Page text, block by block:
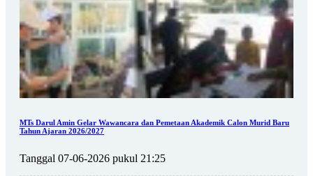
MTs Darul Amin Gelar Wawancara dan Pemetaan Akademik Calon Murid Baru
Tahun Ajaran 2026/2027
Tanggal 07-06-2026 pukul 21:25